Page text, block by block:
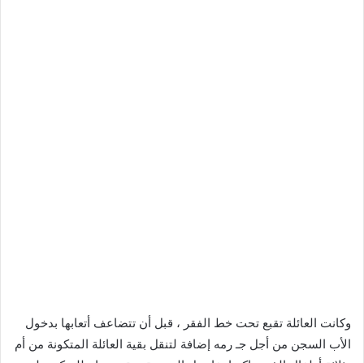
وكانت العائلة تقبع تحت خط الفقر ، قبل أن تتضاعف أتعابها بدخول
الأب السجن من أجل جـ رمه إضافة لتنقل بقية العائلة المتكونة من أم